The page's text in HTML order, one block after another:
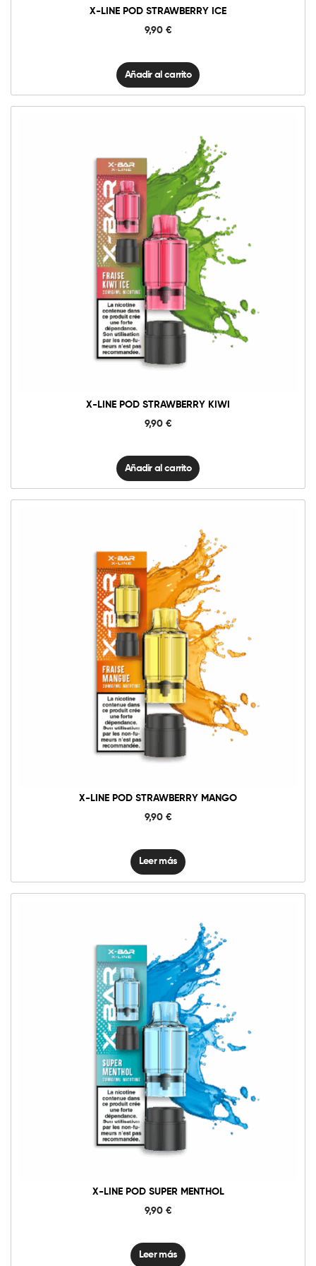
X-LINE POD STRAWBERRY ICE
9,90 €
Añadir al carrito
X-LINE POD STRAWBERRY KIWI
9,90 €
X-
Line
Pod
Strawberry
Añadir al carrito
Añadir al carrito
X-LINE POD STRAWBERRY MANGO
9,90 €
Leer más
X-LINE POD SUPER MENTHOL
9,90 €
Leer más